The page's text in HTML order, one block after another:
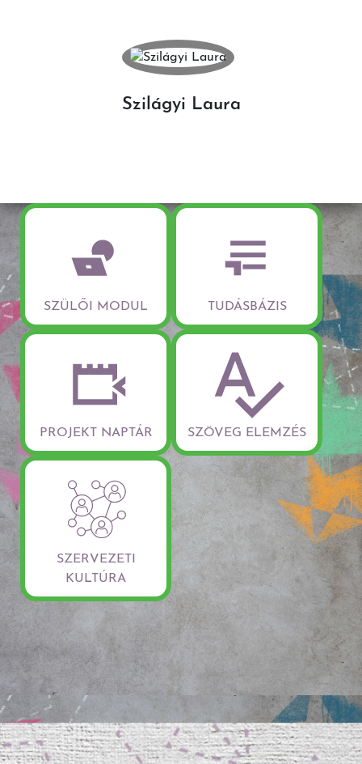
Szilágyi Laura
SZÜLŐI MODUL TUDÁSBÁZIS
PROJEKT NAPTÁR SZÖVEG ELEMZÉS
SZERVEZETI
KULTÚRA